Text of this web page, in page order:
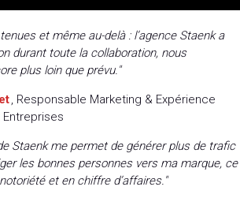
et même au-delà : l’agence Staenk a
durant toute la collaboration, nous
plus loin que prévu."
, Responsable Marketing & Expérience
Entreprises
Staenk me permet de générer plus de trafic
les bonnes personnes vers ma marque, ce
et en chiffre d’affaires."